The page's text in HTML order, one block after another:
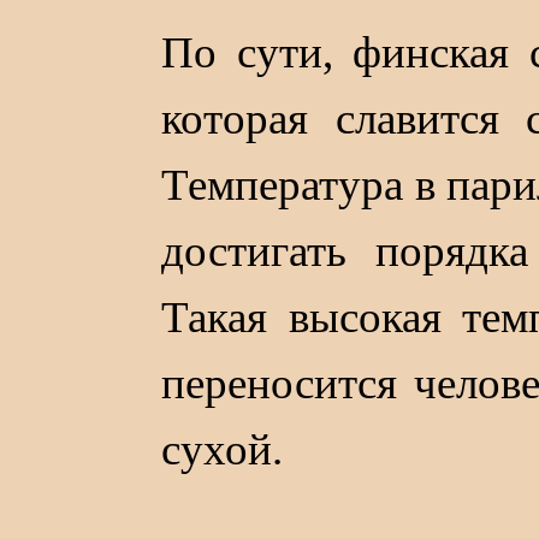
По сути,
которая
Температура в
достигать
Такая высокая
переносится
сухой.